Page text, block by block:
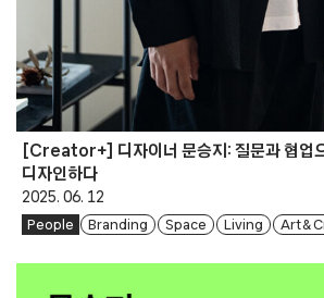
[Creator+] 디자이너 문승지: 질문과 협업
디자인하다
2025. 06. 12
People Branding Space Living Art &